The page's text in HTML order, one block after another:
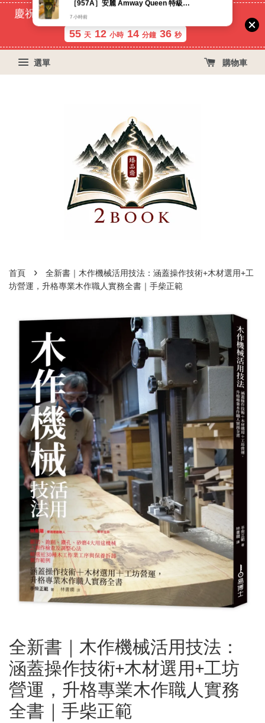
慶祝蝦皮好評過萬！買399免運費, 再立折29元
55 天 12 小時 14 分鐘 36 秒
選單 購物車
首頁 ›
全新書｜木作機械活用技法：涵蓋操作技術+木材選用+工
坊營運，升格專業木作職人實務全書｜手柴正範
全新書｜木作機械活用技法：
涵蓋操作技術+木材選用+工坊
營運，升格專業木作職人實務
全書｜手柴正範